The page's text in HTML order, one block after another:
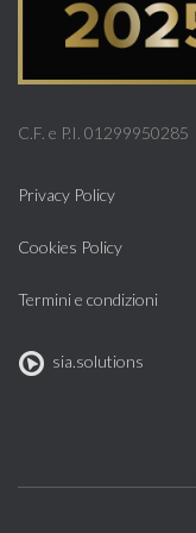
C.F. e P.I. 01299950285
Privacy Policy
Cookies Policy
Termini e condizioni
sia.solutions